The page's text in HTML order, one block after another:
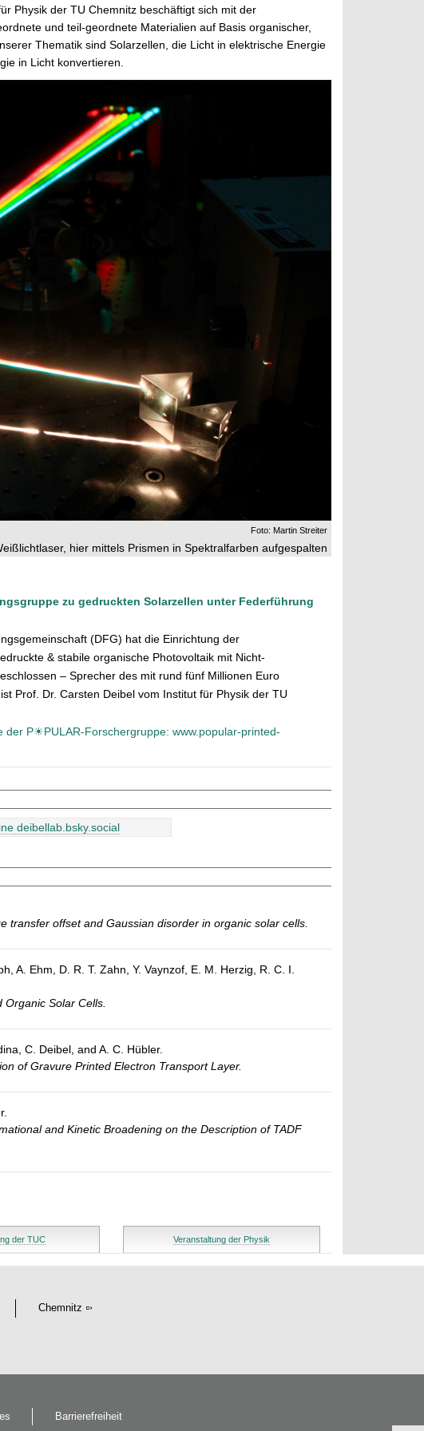
Physik der TU Chemnitz beschäftigt sich mit der
und teil-geordnete Materialien auf Basis organischer,
Thematik sind Solarzellen, die Licht in elektrische Energie
in Licht konvertieren.
Foto: Martin Streiter
hier mittels Prismen in Spektralfarben aufgespalten
zu gedruckten Solarzellen unter Federführung
(DFG) hat die Einrichtung der
& stabile organische Photovoltaik mit Nicht-
– Sprecher des mit rund fünf Millionen Euro
Prof. Dr. Carsten Deibel vom Institut für Physik der TU
der P☀PULAR-Forschergruppe: www.popular-printed-
deibellab.bsky.social
transfer offset and Gaussian disorder in organic solar cells.
A. Ehm, D. R. T. Zahn, Y. Vaynzof, E. M. Herzig, R. C. I.
Solar Cells.
C. Deibel, and A. C. Hübler.
of Gravure Printed Electron Transport Layer.
and Kinetic Broadening on the Description of TADF
der TUC Veranstaltung der Physik
Chemnitz
Barrierefreiheit